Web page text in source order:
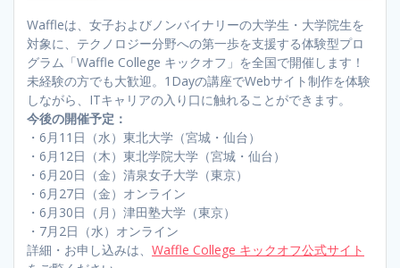
Waffleは、女子およびノンバイナリーの大学生・大学院生を
対象に、テクノロジー分野への第一歩を支援する体験型プロ
グラム「Waffle College キックオフ」を全国で開催します！
未経験の方でも大歓迎。1Dayの講座でWebサイト制作を体験
しながら、ITキャリアの入り口に触れることができます。
今後の開催予定：
・6月11日（水）東北大学（宮城・仙台）
・6月12日（木）東北学院大学（宮城・仙台）
・6月20日（金）清泉女子大学（東京）
・6月27日（金）オンライン
・6月30日（月）津田塾大学（東京）
・7月2日（水）オンライン
詳細・お申し込みは、 Waffle College キックオフ公式サイト